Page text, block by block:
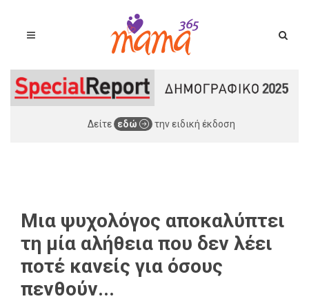
Δείτε εδώ την ειδική έκδοση
Μια ψυχολόγος αποκαλύπτει
τη μία αλήθεια που δεν λέει
ποτέ κανείς για όσους
πενθούν...